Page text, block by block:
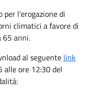
per l'erogazione di
climatici a favore di
65 anni.
al seguente link
ore 12:30 del